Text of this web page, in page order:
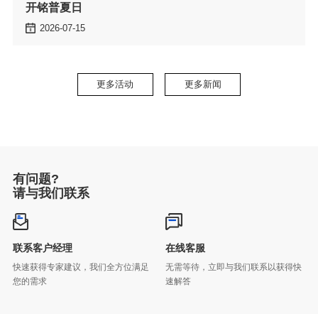
开铭普夏日
2026-07-15
全紧凑型解决方案
一文看懂铭普14项管理体系全貌
2026-07-03
更多活动 更多新闻
有问题?
请与我们联系
联系客户经理
您的需求
在线客服
速解答